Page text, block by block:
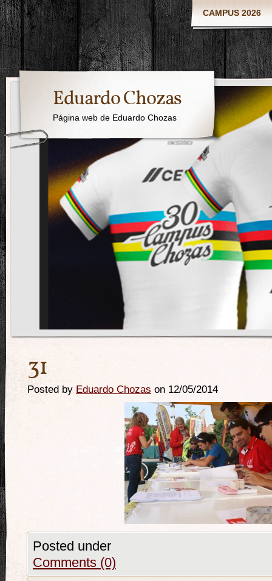
CAMPUS 2026
Eduardo Chozas
Página web de Eduardo Chozas
31
Posted by Eduardo Chozas on 12/05/2014
Posted under
Comments (0)